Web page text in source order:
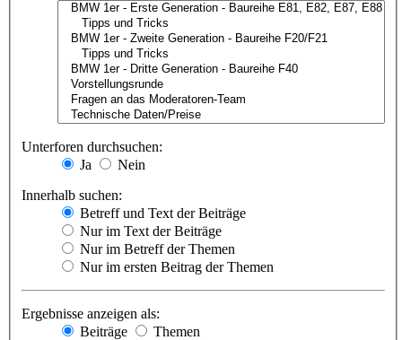
Unterforen durchsuchen:
Ja
Nein
Innerhalb suchen:
Betreff und Text der Beiträge
Nur im Text der Beiträge
Nur im Betreff der Themen
Nur im ersten Beitrag der Themen
Ergebnisse anzeigen als:
Beiträge
Themen